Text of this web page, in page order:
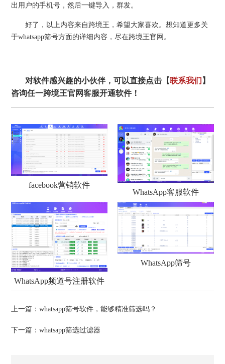
出用户的手机号，然后一键导入，群发。
好了，以上内容来自跨境王，希望大家喜欢。想知道更多关
于whatsapp筛号方面的详细内容，尽在跨境王官网。
对软件感兴趣的小伙伴，可以直接点击【联系我们 】
咨询任一跨境王官网客服开通软件！
facebook营销软件
WhatsApp客服软件
WhatsApp频道号注册软件
WhatsApp筛号
上一篇：whatsapp筛号软件，能够精准筛选吗？
下一篇：whatsapp筛选过滤器